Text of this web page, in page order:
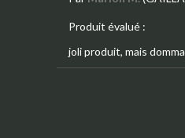
Produit évalué :
joli produit, mais